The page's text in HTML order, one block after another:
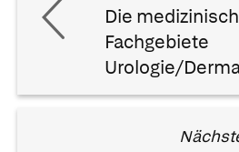
Die
Fachgebiete
Urologie/